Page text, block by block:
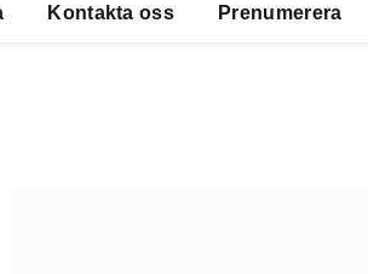
Kontakta oss Prenumerera